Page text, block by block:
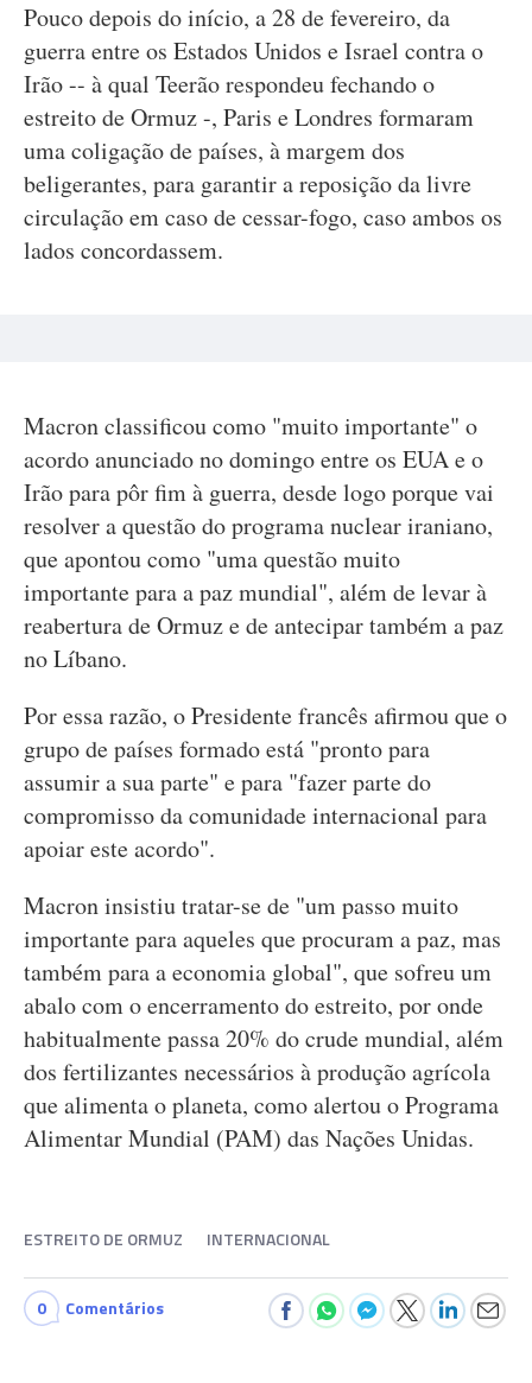
Pouco depois do início, a 28 de fevereiro, da
guerra entre os Estados Unidos e Israel contra o
Irão -- à qual Teerão respondeu fechando o
estreito de Ormuz -, Paris e Londres formaram
uma coligação de países, à margem dos
beligerantes, para garantir a reposição da livre
circulação em caso de cessar-fogo, caso ambos os
lados concordassem.
Macron classificou como "muito importante" o
acordo anunciado no domingo entre os EUA e o
Irão para pôr fim à guerra, desde logo porque vai
resolver a questão do programa nuclear iraniano,
que apontou como "uma questão muito
importante para a paz mundial", além de levar à
reabertura de Ormuz e de antecipar também a paz
no Líbano.
Por essa razão, o Presidente francês afirmou que o
grupo de países formado está "pronto para
assumir a sua parte" e para "fazer parte do
compromisso da comunidade internacional para
apoiar este acordo".
Macron insistiu tratar-se de "um passo muito
importante para aqueles que procuram a paz, mas
também para a economia global", que sofreu um
abalo com o encerramento do estreito, por onde
habitualmente passa 20% do crude mundial, além
dos fertilizantes necessários à produção agrícola
que alimenta o planeta, como alertou o Programa
Alimentar Mundial (PAM) das Nações Unidas.
ESTREITO DE ORMUZ INTERNACIONAL
0 Comentários